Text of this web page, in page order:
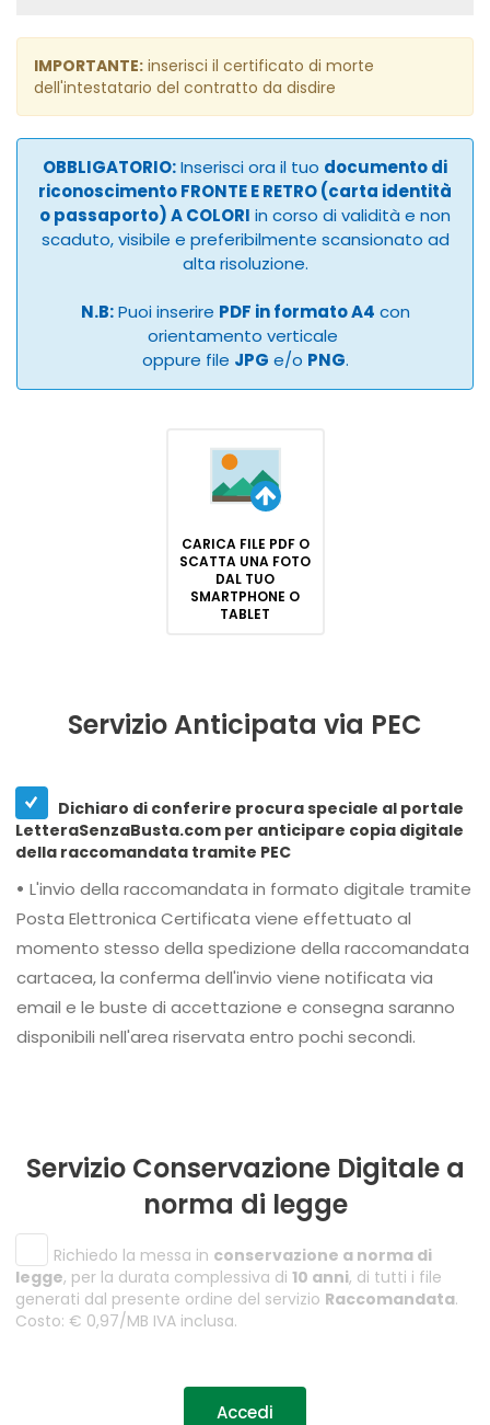
IMPORTANTE: inserisci il certificato di morte
dell'intestatario del contratto da disdire
OBBLIGATORIO:Inserisci ora il tuo documento di
riconoscimento FRONTE E RETRO (carta identità
o passaporto) A COLORI in corso di validità e non
scaduto, visibile e preferibilmente scansionato ad
alta risoluzione.
N.B:Puoi inserire PDF in formato A4 con
orientamento verticale
oppure file JPG e/o PNG.
CARICA FILE PDF O
SCATTA UNA FOTO
DAL TUO
SMARTPHONE O
TABLET
Servizio Anticipata via PEC
Dichiaro di conferire procura speciale al portale
LetteraSenzaBusta.com per anticipare copia digitale
della raccomandata tramite PEC
• L'invio della raccomandata in formato digitale tramite
Posta Elettronica Certificata viene effettuato al
momento stesso della spedizione della raccomandata
cartacea, la conferma dell'invio viene notificata via
email e le buste di accettazione e consegna saranno
disponibili nell'area riservata entro pochi secondi.
Servizio Conservazione Digitale a
norma di legge
Richiedo la messa in conservazione a norma di
legge, per la durata complessiva di 10 anni, di tutti i file
generati dal presente ordine del servizio Raccomandata.
Costo: € 0,97/MB IVA inclusa.
Accedi